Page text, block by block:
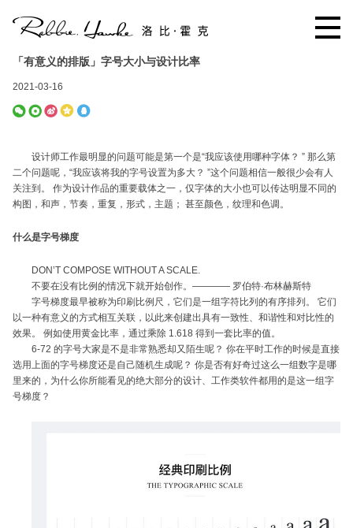
「有意义的排版」字号大小与设计比率
2021-03-16
设计师工作最明显的问题可能是第一个是“我应该使用哪种字体？ ” 那么第
二个问题呢，“我应该将我的字号设置为多大？ ”这个问题相信一般很少会有人
关注到。 作为设计作品的重要载体之一，仅字体的大小也可以传达明显不同的
构图，和声，节奏，重复，形式，主题； 甚至颜色，纹理和色调。
什么是字号梯度
DON’T COMPOSE WITHOUT A SCALE.
不要在没有比例的情况下就开始创作。———— 罗伯特·布林赫斯特
字号梯度最早被称为印刷比例尺，它们是一组字符比列的有序排列。 它们
以一种有意义的方式相互关联，以此来创建出具有一致性、和谐性和对比性的
效果。 例如使用黄金比率，通过乘除 1.618 得到一套比率的值。
6-72 的字号大家是不是非常熟悉却又陌生呢？ 你在平时工作的时候是直接
选用上面的字号梯度还是自己随机生成呢？ 你是否有好奇过这么一组数字是哪
里来的，为什么你所能看见的绝大部分的设计、工作类软件都用的是这一组字
号梯度？